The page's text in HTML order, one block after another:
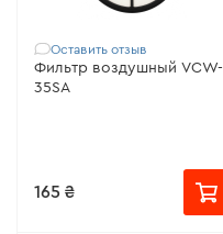
Оставить отзыв
Фильтр воздушный VCW-
35SA
165 ₴